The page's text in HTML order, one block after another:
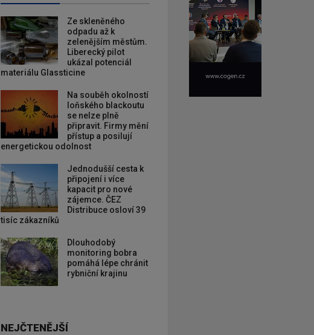
Ze skleněného
odpadu až k
zelenějším městům.
Liberecký pilot
ukázal potenciál
materiálu Glassticine
Na souběh okolností
loňského blackoutu
se nelze plně
připravit. Firmy mění
přístup a posilují
energetickou odolnost
Jednodušší cesta k
připojení i více
kapacit pro nové
zájemce. ČEZ
Distribuce osloví 39
tisíc zákazníků
Dlouhodobý
monitoring bobra
pomáhá lépe chránit
rybniční krajinu
NEJČTENĚJŠÍ